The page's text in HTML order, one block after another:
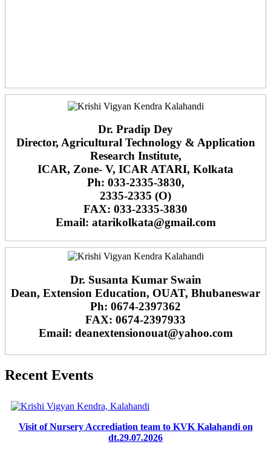
Dr. Pradip Dey
Director, Agricultural Technology & Application
Research Institute,
ICAR, Zone- V, ICAR ATARI, Kolkata
Ph: 033-2335-3830,
2335-2335 (O)
FAX: 033-2335-3830
Email: atarikolkata@gmail.com
Dr. Susanta Kumar Swain
Dean, Extension Education, OUAT, Bhubaneswar
Ph: 0674-2397362
FAX: 0674-2397933
Email: deanextensionouat@yahoo.com
Recent Events
Visit of Nursery Accrediation team to KVK Kalahandi on
dt.29.07.2026